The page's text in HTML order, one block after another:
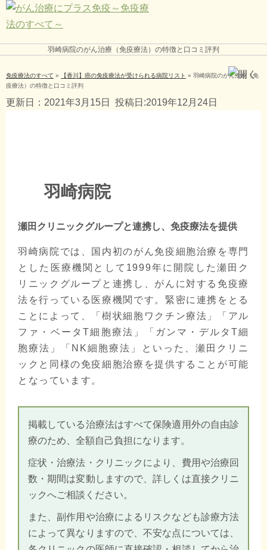
羽崎病院のがん治療（免疫療法）の特徴と口コミ評判
免疫療法のすべて » 【香川】癌の免疫療法が受けられる病院リスト » 羽崎病院のがん治療（免
疫療法）の特徴と口コミ評判
更新日：2021年3月15日 投稿日:2019年12月24日
羽崎病院
瀬田クリニックグループと連携し、免疫療法を提供
羽崎病院では、国内初のがん免疫細胞治療を専門
とした医療機関として1999年に開院した瀬田ク
リニックグループと連携し、がんに対する免疫療
法を行っている医療機関です。緊密に連携をとる
ことによって、「樹状細胞ワクチン療法」「アル
ファ・ベータT細胞療法」「ガンマ・デルタT細
胞療法」「NK細胞療法」といった、瀬田クリニ
ックと同様の免疫細胞治療を提供することが可能
となっています。
掲載している治療法はすべて保険適用外の自由診
療のため、全額自己負担になります。
症状・治療法・クリニックにより、費用や治療回
数・期間は変動しますので、詳しくは直接クリニ
ックへご相談ください。
また、副作用や治療によるリスクなども診療方法
によって異なりますので、不安な点については、